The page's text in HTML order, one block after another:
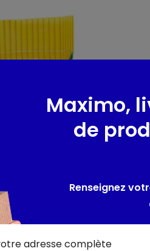
Maximo,
de
Renseignez